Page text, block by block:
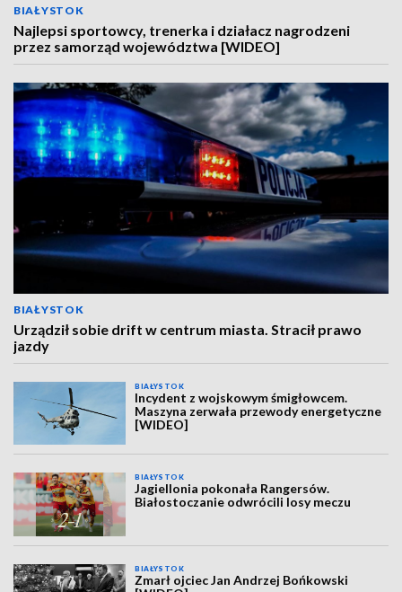
BIAŁYSTOK
Najlepsi sportowcy, trenerka i działacz nagrodzeni
przez samorząd województwa [WIDEO]
BIAŁYSTOK
Urządził sobie drift w centrum miasta. Stracił prawo
jazdy
BIAŁYSTOK
Incydent z wojskowym śmigłowcem.
Maszyna zerwała przewody energetyczne
[WIDEO]
BIAŁYSTOK
Jagiellonia pokonała Rangersów.
Białostoczanie odwrócili losy meczu
BIAŁYSTOK
Zmarł ojciec Jan Andrzej Bońkowski